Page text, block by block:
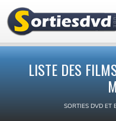
LISTE DES
SORTIES DVD ET